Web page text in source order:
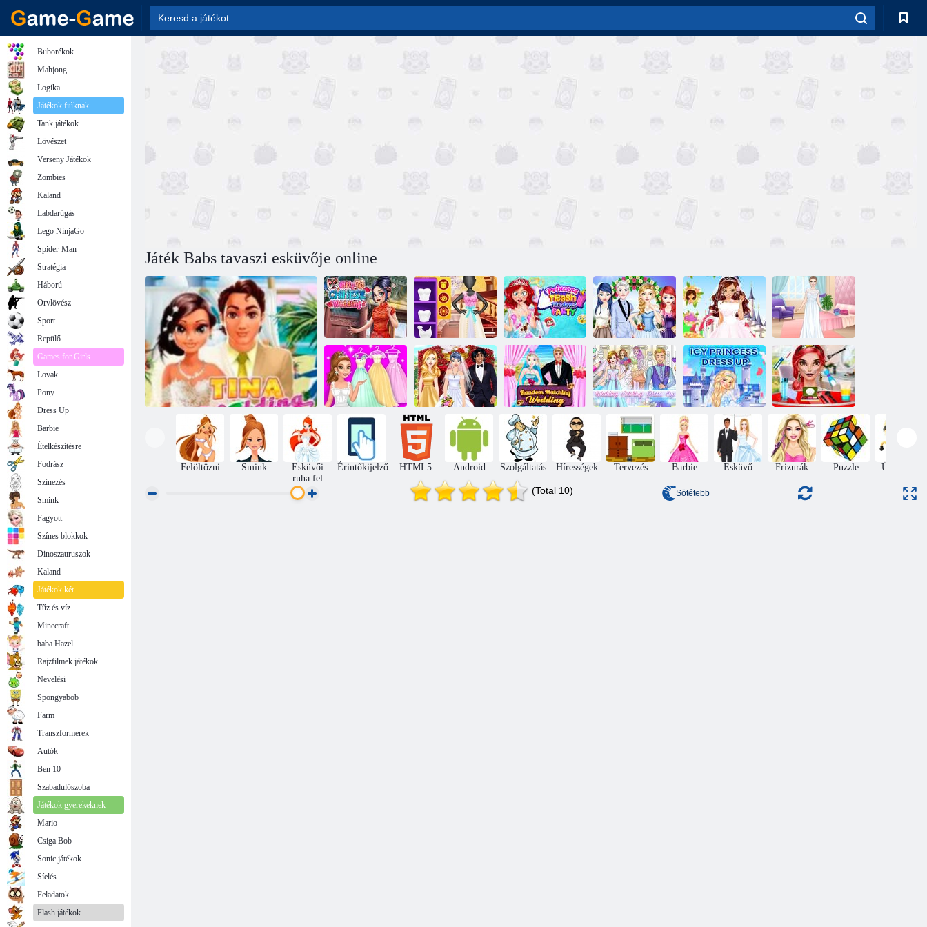
Játék Babs tavaszi esküvője online
Lányos kínai
esküvő
Fashion Studio
esküvői ruha 2
Hercegnő
szemét a ruha
partija
Ki lesz a
menyasszony 2
Esküvő a
kastélyban
Modell esküvő
Esküvői Szalon
Esküvői
ruhatervező
Véletlenszerű
Esküvő
Esküvői színező
öltöztetős
Ice Princess
öltöztetős
Arcfesték Party
Felöltözni Smink
Esküvői
ruha fel
Érintőkijelző HTML5 Android Szolgáltatás Hírességek Tervezés Barbie Esküvő Frizurák Puzzle Ügyesség
(Total 10) Sötétebb
Buborékok
Mahjong
Logika
Játékok fiúknak
Tank játékok
Lövészet
Verseny Játékok
Zombies
Kaland
Labdarúgás
Lego NinjaGo
Spider-Man
Stratégia
Háború
Orvlövész
Sport
Repülő
Games for Girls
Lovak
Pony
Dress Up
Barbie
Ételkészítésre
Fodrász
Színezés
Smink
Fagyott
Színes blokkok
Dinoszauruszok
Kaland
Játékok két
Tűz és víz
Minecraft
baba Hazel
Rajzfilmek játékok
Nevelési
Spongyabob
Farm
Transzformerek
Autók
Ben 10
Szabadulószoba
Játékok gyerekeknek
Mario
Csiga Bob
Sonic játékok
Síelés
Feladatok
Flash játékok